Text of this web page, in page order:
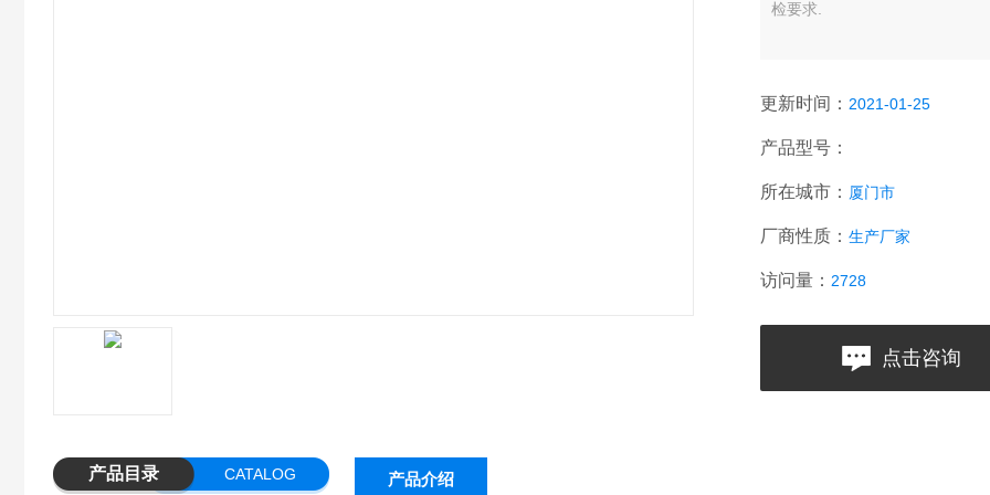
检要求.
更新时间： 2021-01-25
产品型号：
所在城市： 厦门市
厂商性质： 生产厂家
访问量： 2728
点击咨询
产品目录 CATALOG 产品介绍